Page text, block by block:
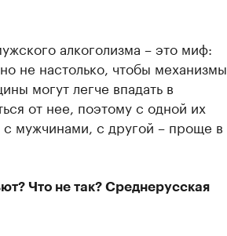
алкоголизма – это миф:
не настолько, чтобы механизмы
могут легче впадать в
от нее, поэтому с одной их
мужчинами, с другой – проще в
Что не так? Среднерусская